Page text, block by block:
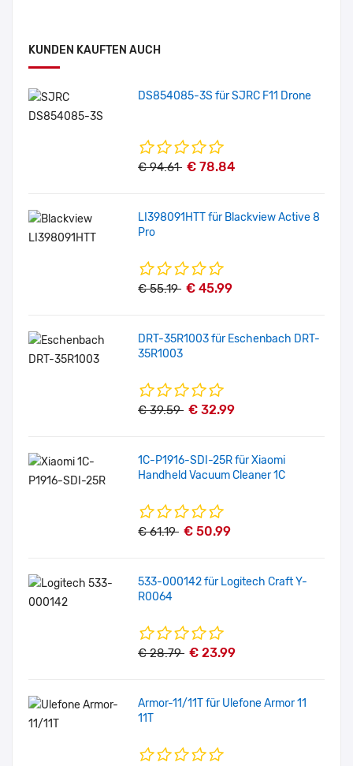
KUNDEN KAUFTEN AUCH
DS854085-3S für SJRC F11 Drone
€ 94.61 € 78.84
LI398091HTT für Blackview Active 8
Pro
€ 55.19 € 45.99
DRT-35R1003 für Eschenbach DRT-
35R1003
€ 39.59 € 32.99
1C-P1916-SDI-25R für Xiaomi
Handheld Vacuum Cleaner 1C
€ 61.19 € 50.99
533-000142 für Logitech Craft Y-
R0064
€ 28.79 € 23.99
Armor-11/11T für Ulefone Armor 11
11T